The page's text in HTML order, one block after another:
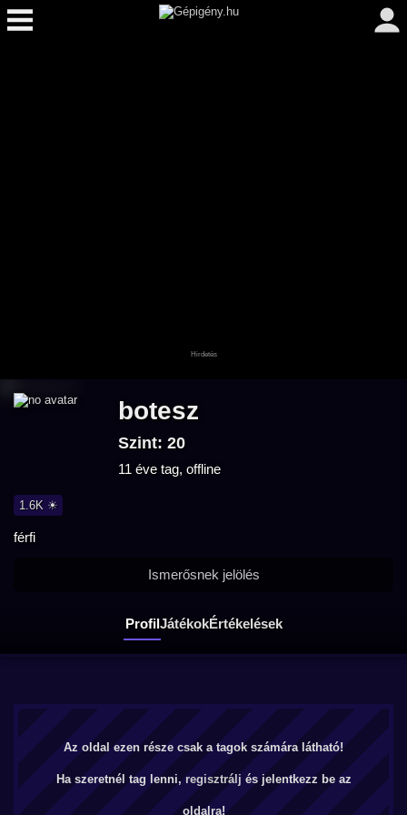
botesz
Szint: 20
11 éve tag, offline
1.6K ☀
férfi
ProfilJátékokÉrtékelések
Ismerősnek jelölés
Az oldal ezen része csak a tagok számára látható!
Ha szeretnél tag lenni, regisztrálj és jelentkezz be az
oldalra!